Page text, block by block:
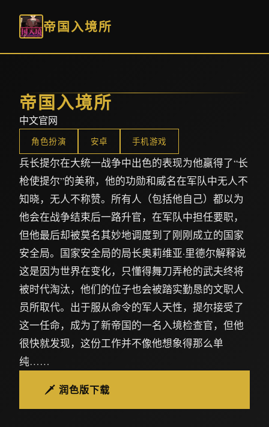
帝国入境所
帝国入境所
中文官网
角色扮演 安卓 手机游戏
兵长提尔在大统一战争中出色的表现为他赢得了“长
枪使提尔”的美称，他的功勋和威名在军队中无人不
知晓，无人不称赞。所有人（包括他自己）都以为
他会在战争结束后一路升官，在军队中担任要职，
但他最后却被莫名其妙地调度到了刚刚成立的国家
安全局。国家安全局的局长奥莉维亚·里德尔解释说
这是因为世界在变化，只懂得舞刀弄枪的武夫终将
被时代淘汰，他们的位子也会被踏实勤恳的文职人
员所取代。出于服从命令的军人天性，提尔接受了
这一任命，成为了新帝国的一名入境检查官，但他
很快就发现，这份工作并不像他想象得那么单
纯……
🗡️ 润色版下载